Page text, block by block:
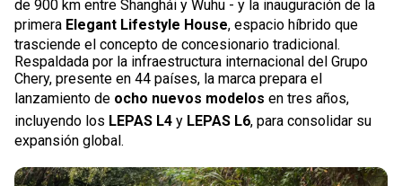
de 900 km entre Shanghái y Wuhu - y la inauguración de la
primera Elegant Lifestyle House, espacio híbrido que
trasciende el concepto de concesionario tradicional.
Respaldada por la infraestructura internacional del Grupo
Chery, presente en 44 países, la marca prepara el
lanzamiento de ocho nuevos modelos en tres años,
incluyendo los LEPAS L4 y LEPAS L6, para consolidar su
expansión global.